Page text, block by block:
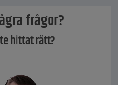
frågor?
hittat rätt?